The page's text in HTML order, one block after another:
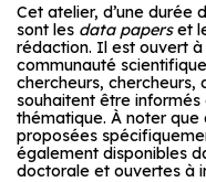
Cet atelier, d’une durée
sont les data paperset
rédaction. Il est ouvert à
communauté
chercheurs, chercheurs,
souhaitent être
thématique. À noter que
proposées
également disponibles
doctorale et ouvertes à